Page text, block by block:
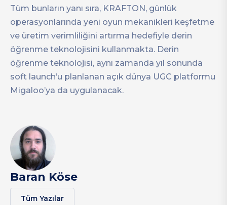
Tüm bunların yanı sıra, KRAFTON, günlük
operasyonlarında yeni oyun mekanikleri keşfetme
ve üretim verimliliğini artırma hedefiyle derin
öğrenme teknolojisini kullanmakta. Derin
öğrenme teknolojisi, aynı zamanda yıl sonunda
soft launch’u planlanan açık dünya UGC platformu
Migaloo’ya da uygulanacak.
Baran Köse
Tüm Yazılar